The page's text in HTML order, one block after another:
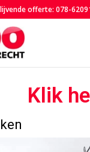
offerte: 078-
Klik